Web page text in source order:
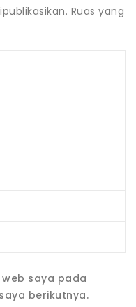
Ruas yang
saya pada
berikutnya.